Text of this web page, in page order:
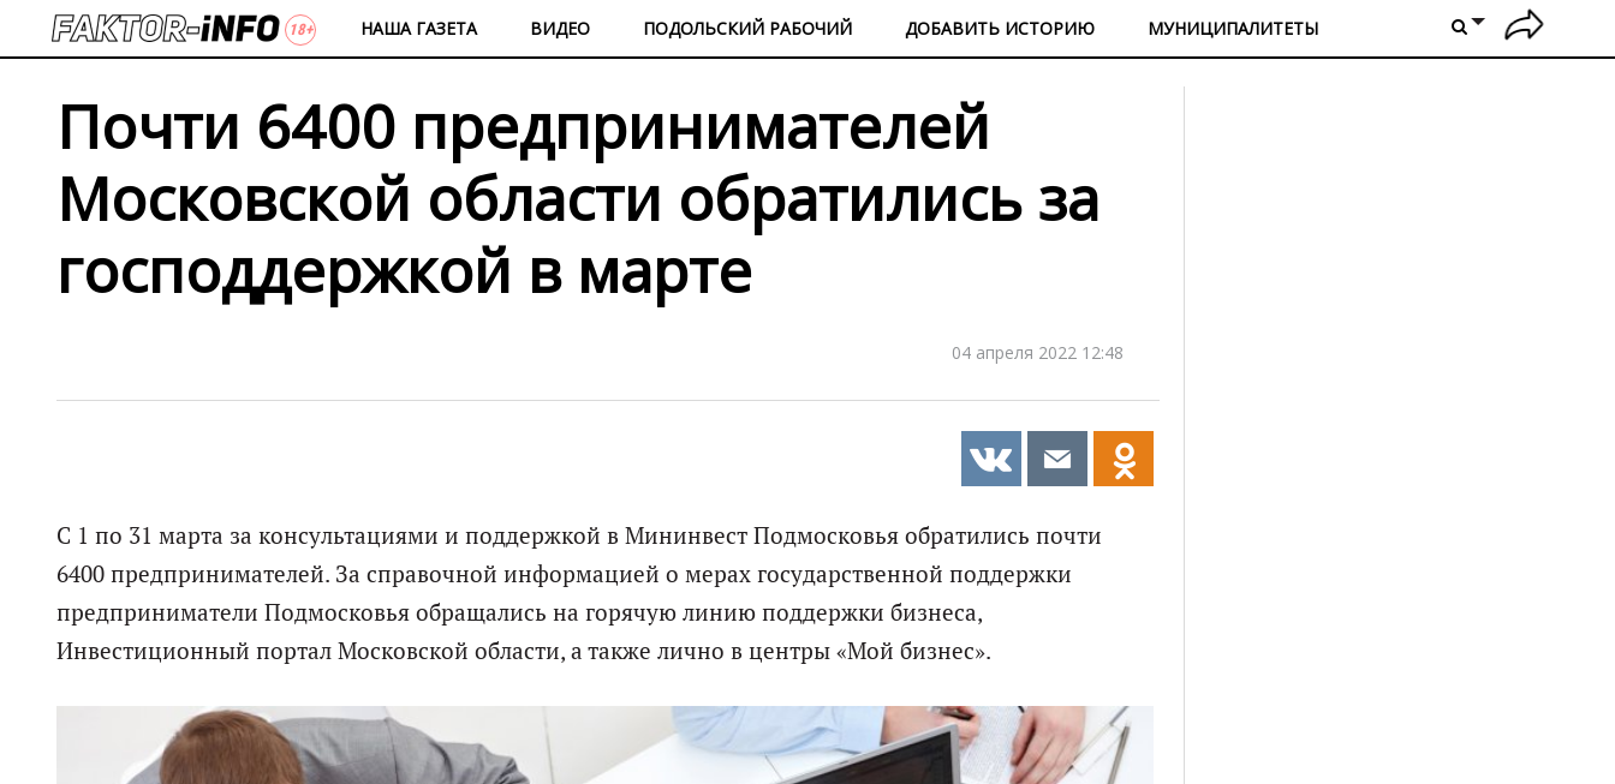
НАША ГАЗЕТА ВИДЕО ПОДОЛЬСКИЙ РАБОЧИЙ ДОБАВИТЬ ИСТОРИЮ МУНИЦИПАЛИТЕТЫ
Почти 6400 предпринимателей
Московской области обратились за
господдержкой в марте
04 апреля 2022 12:48
С 1 по 31 марта за консультациями и поддержкой в Мининвест Подмосковья обратились почти
6400 предпринимателей. За справочной информацией о мерах государственной поддержки
предприниматели Подмосковья обращались на горячую линию поддержки бизнеса,
Инвестиционный портал Московской области, а также лично в центры «Мой бизнес».